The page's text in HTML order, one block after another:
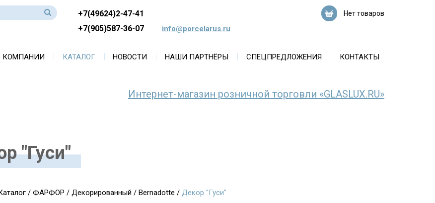
+7(49624)2-47-41
+7(905)587-36-07
info@porcelarus.ru
Нет товаров
КОМПАНИИ КАТАЛОГ НОВОСТИ НАШИ ПАРТНЁРЫ СПЕЦПРЕДЛОЖЕНИЯ КОНТАКТЫ
Интернет-магазин розничной торговли «GLASLUX.RU»
"Гуси"
/ ФАРФОР / Декорированный / Bernadotte / Декор "Гуси"